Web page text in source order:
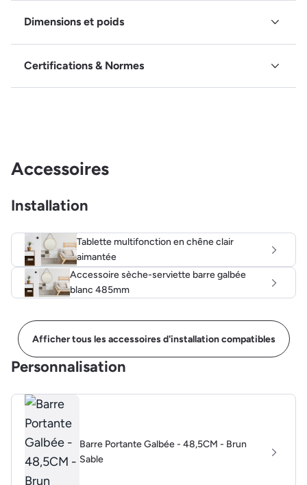
Dimensions et poids
Certifications & Normes
Accessoires
Installation
Tablette multifonction en chêne clair
aimantée
Accessoire sèche-serviette barre galbée
blanc 485mm
Afficher tous les accessoires d'installation compatibles
Personnalisation
Barre Portante Galbée - 48,5CM - Brun
Sable